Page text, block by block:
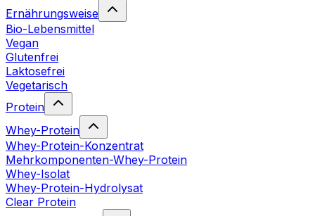
Ernährungsweise
Bio-Lebensmittel
Vegan
Glutenfrei
Laktosefrei
Vegetarisch
Protein
Whey-Protein
Whey-Protein-Konzentrat
Mehrkomponenten-Whey-Protein
Whey-Isolat
Whey-Protein-Hydrolysat
Clear Protein